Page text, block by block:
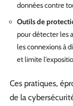
données contre
Outils de
pour détecter les
les connexions à
et limite
Ces pratiques,
de la